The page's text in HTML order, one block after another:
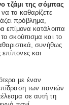
τζάμι της σόμπας
το καθαρίζετε
πρόβλημα,
επίμονα κατάλοιπα
σκούπισμα και το
συνήθως
και
με έναν
των πανιών
σε αυτή τη